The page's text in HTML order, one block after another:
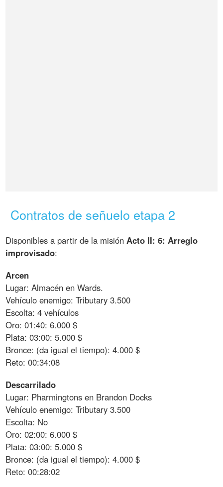
Contratos de señuelo etapa 2
Disponibles a partir de la misión Acto II: 6: Arreglo
improvisado:
Arcen
Lugar: Almacén en Wards.
Vehículo enemigo: Tributary 3.500
Escolta: 4 vehículos
Oro: 01:40: 6.000 $
Plata: 03:00: 5.000 $
Bronce: (da igual el tiempo): 4.000 $
Reto: 00:34:08
Descarrilado
Lugar: Pharmingtons en Brandon Docks
Vehículo enemigo: Tributary 3.500
Escolta: No
Oro: 02:00: 6.000 $
Plata: 03:00: 5.000 $
Bronce: (da igual el tiempo): 4.000 $
Reto: 00:28:02